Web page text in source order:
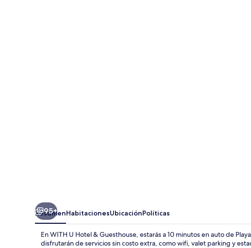
95+
ResumenHabitacionesUbicaciónPolíticas
En WITH U Hotel & Guesthouse, estarás a 10 minutos en auto de
disfrutarán de servicios sin costo extra, como wifi, valet parking y